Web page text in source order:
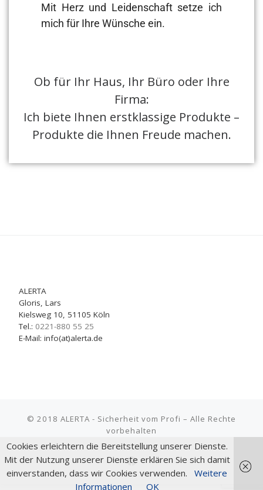
Mit Herz und Leidenschaft setze ich
mich für Ihre Wünsche ein.
Ob für Ihr Haus, Ihr Büro oder Ihre
Firma:
Ich biete Ihnen erstklassige Produkte –
Produkte die Ihnen Freude machen.
ALERTA
Gloris, Lars
Kielsweg 10, 51105 Köln
Tel.: 0221-880 55 25
E-Mail: info(at)alerta.de
© 2018 ALERTA - Sicherheit vom Profi – Alle Rechte
vorbehalten
Cookies erleichtern die Bereitstellung unserer Dienste.
Mit der Nutzung unserer Dienste erklären Sie sich damit
einverstanden, dass wir Cookies verwenden.
Weitere
Informationen
OK